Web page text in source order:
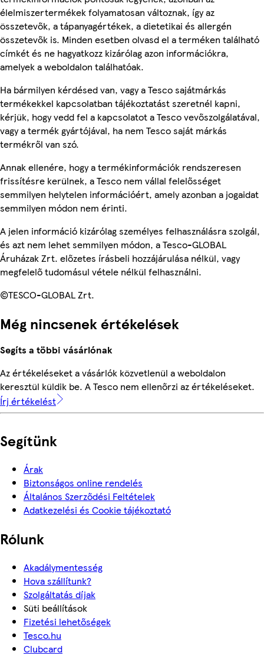
élelmiszertermékek folyamatosan változnak, így az
összetevők, a tápanyagértékek, a dietetikai és allergén
összetevők is. Minden esetben olvasd el a terméken található
címkét és ne hagyatkozz kizárólag azon információkra,
amelyek a weboldalon találhatóak.
Ha bármilyen kérdésed van, vagy a Tesco sajátmárkás
termékekkel kapcsolatban tájékoztatást szeretnél kapni,
kérjük, hogy vedd fel a kapcsolatot a Tesco vevőszolgálatával,
vagy a termék gyártójával, ha nem Tesco saját márkás
termékről van szó.
Annak ellenére, hogy a termékinformációk rendszeresen
frissítésre kerülnek, a Tesco nem vállal felelősséget
semmilyen helytelen információért, amely azonban a jogaidat
semmilyen módon nem érinti.
A jelen információ kizárólag személyes felhasználásra szolgál,
és azt nem lehet semmilyen módon, a Tesco-GLOBAL
Áruházak Zrt. előzetes írásbeli hozzájárulása nélkül, vagy
megfelelő tudomásul vétele nélkül felhasználni.
©TESCO-GLOBAL Zrt.
Még nincsenek értékelések
Segíts a többi vásárlónak
Az értékeléseket a vásárlók közvetlenül a weboldalon
keresztül küldik be. A Tesco nem ellenőrzi az értékeléseket.
Írj értékelést
Segítünk
Árak
Biztonságos online rendelés
Általános Szerződési Feltételek
Adatkezelési és Cookie tájékoztató
Rólunk
Akadálymentesség
Hova szállítunk?
Szolgáltatás díjak
Süti beállítások
Fizetési lehetőségek
Tesco.hu
Clubcard